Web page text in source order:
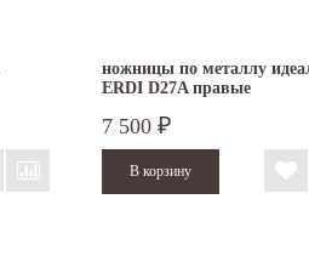
ножницы по металлу
ERDI D27A правые
7 500 ₽